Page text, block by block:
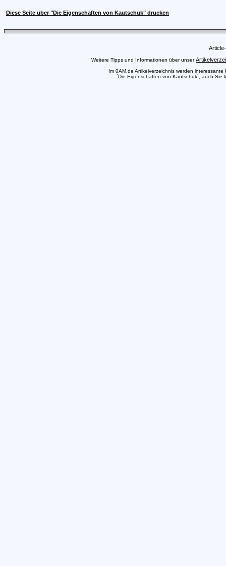
Diese Seite über "Die Eigenschaften von Kautschuk" drucken
Weitere Tipps und Informationen über unser
Im 0AM.de Artikelverzeichnis werden
`Die Eigenschaften von Kautschuk`, auch Sie